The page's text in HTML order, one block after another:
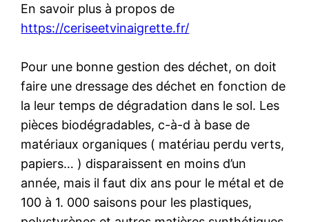
En savoir plus à propos de
https://ceriseetvinaigrette.fr/
Pour une bonne gestion des déchet, on doit
faire une dressage des déchet en fonction de
la leur temps de dégradation dans le sol. Les
pièces biodégradables, c-à-d à base de
matériaux organiques ( matériau perdu verts,
papiers… ) disparaissent en moins d’un
année, mais il faut dix ans pour le métal et de
100 à 1. 000 saisons pour les plastiques,